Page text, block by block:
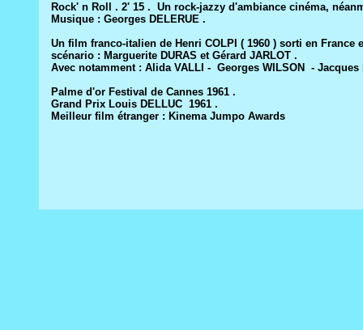
Rock' n Roll . 2' 15 . Un rock-jazzy d'ambiance cinéma,
Musique : Georges DELERUE .
Un film franco-italien de Henri COLPI ( 1960 ) sorti en France
scénario : Marguerite DURAS et Gérard JARLOT .
Avec notamment : Alida VALLI - Georges WILSON - Jacques
Palme d'or Festival de Cannes 1961 .
Grand Prix Louis DELLUC 1961 .
Meilleur film étranger : Kinema Jumpo Awards